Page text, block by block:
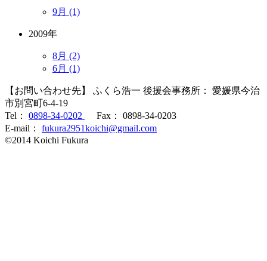
9月 (1)
2009年
8月 (2)
6月 (1)
【お問い合わせ先】 ふくら浩一 後援会事務所： 愛媛県今治
市別宮町6-4-19
Tel： 0898-34-0202
Fax： 0898-34-0203
E-mail： fukura2951koichi@gmail.com
©2014 Koichi Fukura